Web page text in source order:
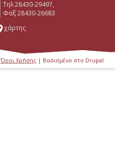
Τηλ 28430-29497,
Φαξ 28430-26683
χάρτης
Όροι Χρήσης | Βασισμένο στο Drupal